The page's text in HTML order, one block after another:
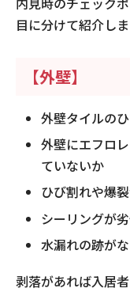
目に分けて紹介しま
【外壁】
外壁タイルの
外壁にエフロ
ていないか
ひび割れや爆
シーリングが
水漏れの跡が
剥落があれば入居